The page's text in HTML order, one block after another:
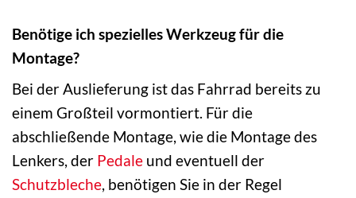
Benötige ich spezielles Werkzeug für die
Montage?
Bei der Auslieferung ist das Fahrrad bereits zu
einem Großteil vormontiert. Für die
abschließende Montage, wie die Montage des
Lenkers, der Pedale und eventuell der
Schutzbleche, benötigen Sie in der Regel